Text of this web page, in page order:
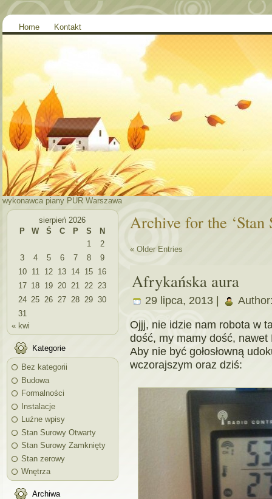
Home Kontakt
wykonawca piany PUR Warszawa
sierpień 2026
P
W Ś C P S
N
1
2
3
4 5 6 7 8
9
10 11 12 13 14 15 16
17 18 19 20 21 22 23
24 25 26 27 28 29 30
31
« kwi
Kategorie
Bez kategorii
Budowa
Formalności
Instalacje
Luźne wpisy
Stan Surowy Otwarty
Stan Surowy Zamknięty
Stan zerowy
Wnętrza
Archiwa
Archive for the
« Older Entries
Afrykańska aura
29 lipca, 2013 |
Ojjj, nie idzie nam robota w
dość, my mamy dość,
Aby nie być gołosłowną
wczorajszym oraz dziś: